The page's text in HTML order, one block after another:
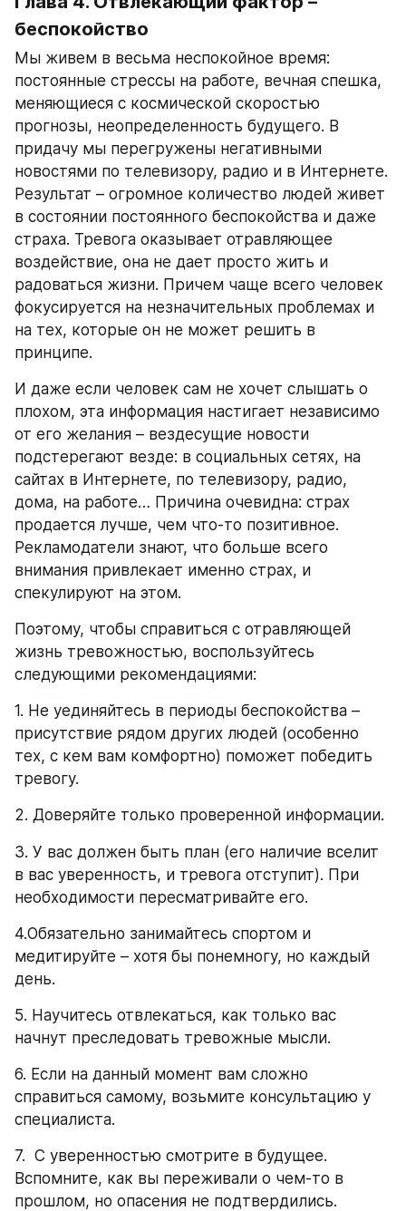
беспокойство
Мы живем в весьма неспокойное время:
постоянные стрессы на работе, вечная спешка,
меняющиеся с космической скоростью
прогнозы, неопределенность будущего. В
придачу мы перегружены негативными
новостями по телевизору, радио и в Интернете.
Результат – огромное количество людей живет
в состоянии постоянного беспокойства и даже
страха. Тревога оказывает отравляющее
воздействие, она не дает просто жить и
радоваться жизни. Причем чаще всего человек
фокусируется на незначительных проблемах и
на тех, которые он не может решить в
принципе.
И даже если человек сам не хочет слышать о
плохом, эта информация настигает независимо
от его желания – вездесущие новости
подстерегают везде: в социальных сетях, на
сайтах в Интернете, по телевизору, радио,
дома, на работе… Причина очевидна: страх
продается лучше, чем что-то позитивное.
Рекламодатели знают, что больше всего
внимания привлекает именно страх, и
спекулируют на этом.
Поэтому, чтобы справиться с отравляющей
жизнь тревожностью, воспользуйтесь
следующими рекомендациями:
1. Не уединяйтесь в периоды беспокойства –
присутствие рядом других людей (особенно
тех, с кем вам комфортно) поможет победить
тревогу.
2. Доверяйте только проверенной информации.
3. У вас должен быть план (его наличие вселит
в вас уверенность, и тревога отступит). При
необходимости пересматривайте его.
4.Обязательно занимайтесь спортом и
медитируйте – хотя бы понемногу, но каждый
день.
5. Научитесь отвлекаться, как только вас
начнут преследовать тревожные мысли.
6. Если на данный момент вам сложно
справиться самому, возьмите консультацию у
специалиста.
7.  С уверенностью смотрите в будущее.
Вспомните, как вы переживали о чем-то в
прошлом, но опасения не подтвердились.